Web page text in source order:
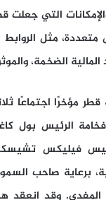
التي
مثل الروابط
الضخمة،
الرئيس بول
فيليكس
برعاية صاحب
المفدى. وقد انعقد